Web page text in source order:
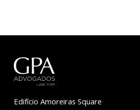
Edifício Amoreiras Square